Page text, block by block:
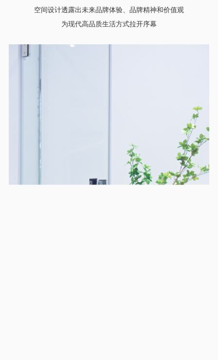
空间设计透露出未来品牌体验、品牌精神和价值观
为现代高品质生活方式拉开序幕